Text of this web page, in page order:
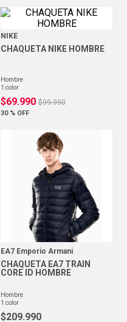
NIKE
CHAQUETA NIKE HOMBRE
hombre
1 color
$69.990 $99.990
30 % OFF
EA7 Emporio Armani
CHAQUETA EA7 TRAIN
CORE ID HOMBRE
hombre
1 color
$209.990